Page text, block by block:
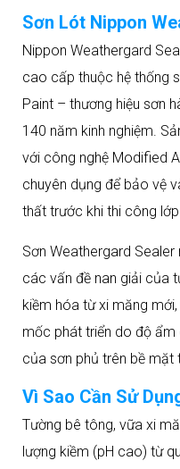
Sơn Lót Nippon
Nippon Weathergard
cao cấp thuộc hệ thống
Paint – thương hiệu sơn
140 năm kinh nghiệm.
với công nghệ Modified
chuyên dụng để bảo vệ
thất trước khi thi công
Sơn Weathergard
các vấn đề nan giải của
kiềm hóa từ xi măng
mốc phát triển do độ
của sơn phủ trên bề mặt
Vì Sao Cần Sử
Tường bê tông, vữa xi
lượng kiềm (pH cao) từ